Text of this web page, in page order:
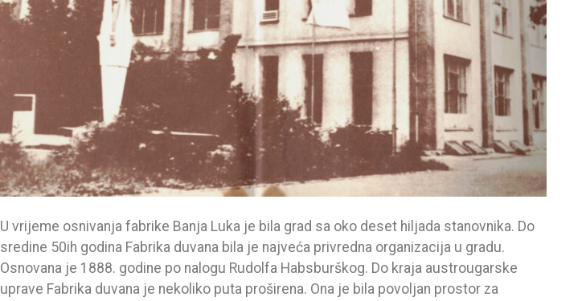
U vrijeme osnivanja fabrike Banja Luka je bila grad sa oko deset hiljada stanovnika. Do
sredine 50ih godina Fabrika duvana bila je najveća privredna organizacija u gradu.
Osnovana je 1888. godine po nalogu Rudolfa Habsburškog. Do kraja austrougarske
uprave Fabrika duvana je nekoliko puta proširena. Ona je bila povoljan prostor za